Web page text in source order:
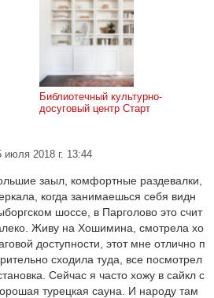
Библиотечный культурно-
досуговый центр Старт
июля 2018 г. 13:44
заыл, комфортные раздевалки,
когда занимаешься себя видн
шоссе, в Парголово это счит
Живу на Хошимина, смотрела хо
доступности, этот мне отлично п
сходила туда, все посмотрел
Сейчас я часто хожу в сайкл с
турецкая сауна. И народу там